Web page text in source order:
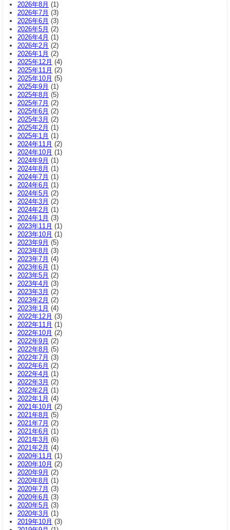
2026年8月 (1)
2026年7月 (3)
2026年6月 (3)
2026年5月 (2)
2026年4月 (1)
2026年2月 (2)
2026年1月 (2)
2025年12月 (4)
2025年11月 (2)
2025年10月 (5)
2025年9月 (1)
2025年8月 (5)
2025年7月 (2)
2025年6月 (2)
2025年3月 (2)
2025年2月 (1)
2025年1月 (1)
2024年11月 (2)
2024年10月 (1)
2024年9月 (1)
2024年8月 (1)
2024年7月 (1)
2024年6月 (1)
2024年5月 (2)
2024年3月 (2)
2024年2月 (1)
2024年1月 (3)
2023年11月 (1)
2023年10月 (1)
2023年9月 (5)
2023年8月 (3)
2023年7月 (4)
2023年6月 (1)
2023年5月 (2)
2023年4月 (3)
2023年3月 (2)
2023年2月 (2)
2023年1月 (4)
2022年12月 (3)
2022年11月 (1)
2022年10月 (2)
2022年9月 (2)
2022年8月 (5)
2022年7月 (3)
2022年6月 (2)
2022年4月 (1)
2022年3月 (2)
2022年2月 (1)
2022年1月 (4)
2021年10月 (2)
2021年8月 (5)
2021年7月 (2)
2021年6月 (1)
2021年3月 (6)
2021年2月 (4)
2020年11月 (1)
2020年10月 (2)
2020年9月 (2)
2020年8月 (1)
2020年7月 (3)
2020年6月 (3)
2020年5月 (3)
2020年3月 (1)
2019年10月 (3)